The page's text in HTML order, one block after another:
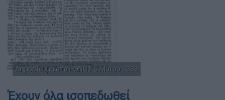
Δημοσίευμα στο ΕΘΝΟΣ 5 Μαΐου 1933
Έχουν όλα ισοπεδωθεί